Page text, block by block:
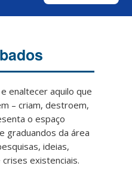
aquilo que
– criam, destroem,
o espaço
graduandos da área
ideias,
existenciais.